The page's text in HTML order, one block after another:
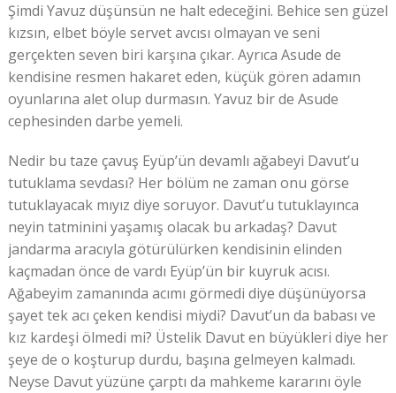
Şimdi Yavuz düşünsün ne halt edeceğini. Behice sen güzel
kızsın, elbet böyle servet avcısı olmayan ve seni
gerçekten seven biri karşına çıkar. Ayrıca Asude de
kendisine resmen hakaret eden, küçük gören adamın
oyunlarına alet olup durmasın. Yavuz bir de Asude
cephesinden darbe yemeli.
Nedir bu taze çavuş Eyüp’ün devamlı ağabeyi Davut’u
tutuklama sevdası? Her bölüm ne zaman onu görse
tutuklayacak mıyız diye soruyor. Davut’u tutuklayınca
neyin tatminini yaşamış olacak bu arkadaş? Davut
jandarma aracıyla götürülürken kendisinin elinden
kaçmadan önce de vardı Eyüp’ün bir kuyruk acısı.
Ağabeyim zamanında acımı görmedi diye düşünüyorsa
şayet tek acı çeken kendisi miydi? Davut’un da babası ve
kız kardeşi ölmedi mi? Üstelik Davut en büyükleri diye her
şeye de o koşturup durdu, başına gelmeyen kalmadı.
Neyse Davut yüzüne çarptı da mahkeme kararını öyle